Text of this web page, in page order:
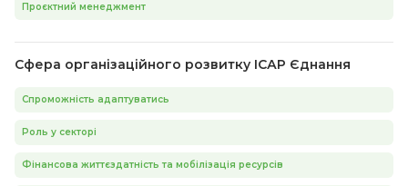
Проєктний менеджмент
Сфера організаційного розвитку ІСАР Єднання
Спроможність адаптуватись
Роль у секторі
Фінансова життєздатність та мобілізація ресурсів